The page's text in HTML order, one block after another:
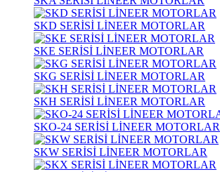
SKD SERİSİ LİNEER MOTORLAR
SKE SERİSİ LİNEER MOTORLAR
SKG SERİSİ LİNEER MOTORLAR
SKH SERİSİ LİNEER MOTORLAR
SKO-24 SERİSİ LİNEER MOTORLAR
SKW SERİSİ LİNEER MOTORLAR